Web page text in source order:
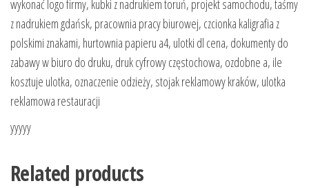
wykonać logo firmy, kubki z nadrukiem toruń, projekt samochodu, taśmy
z nadrukiem gdańsk, pracownia pracy biurowej, czcionka kaligrafia z
polskimi znakami, hurtownia papieru a4, ulotki dl cena, dokumenty do
zabawy w biuro do druku, druk cyfrowy częstochowa, ozdobne a, ile
kosztuje ulotka, oznaczenie odzieży, stojak reklamowy kraków, ulotka
reklamowa restauracji
yyyyy
Related products